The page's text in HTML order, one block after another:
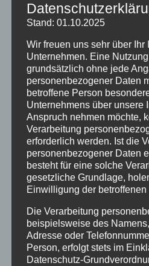
dass wir stets mit vielen
nach Dortmund
Programmgestaltung in
Kennenlernen des
sowie der Stadt Dortmund
Umgebung im Mittelpunkt.
Darüber hinaus arbeiten
Schülerinnen und Schüler
Austauschaufenthaltes
einem
sowohl die
das selbstständige
europäische Idee von
interkulturellen Lernens
Bedeutung dieses
Stand: 01.10.2025
Wir freuen uns sehr über Ihr
Unternehmen. Eine
grundsätzlich ohne jede
personenbezogener Daten
betroffene Person
Unternehmens über unsere
Anspruch nehmen möchte,
Verarbeitung
erforderlich werden. Ist die
personenbezogener Daten
besteht für eine solche
gesetzliche Grundlage,
Einwilligung der betroffenen
Die Verarbeitung
beispielsweise des
Adresse oder
Person, erfolgt stets im
Datenschutz-